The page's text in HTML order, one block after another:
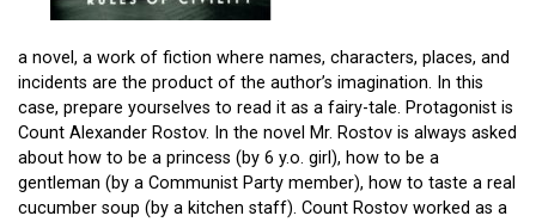
a novel, a work of fiction where names, characters, places, and
incidents are the product of the author’s imagination. In this
case, prepare yourselves to read it as a fairy-tale. Protagonist is
Count Alexander Rostov. In the novel Mr. Rostov is always asked
about how to be a princess (by 6 y.o. girl), how to be a
gentleman (by a Communist Party member), how to taste a real
cucumber soup (by a kitchen staff). Count Rostov worked as a